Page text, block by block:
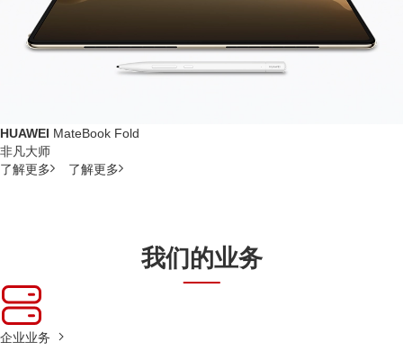
HUAWEI MateBook Fold
非凡大师
了解更多
了解更多
我们的业务
企业业务